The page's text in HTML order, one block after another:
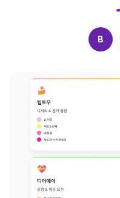
루틴탐색
제품비교
B